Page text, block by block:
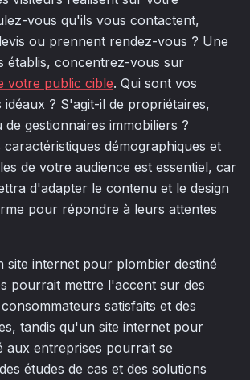
vous qu'ils vous contactent,
ou prennent rendez-vous ? Une
établis, concentrez-vous sur
votre public cible. Qui sont vos
? S'agit-il de propriétaires,
gestionnaires immobiliers ?
démographiques et
de votre audience est essentiel, car
d'adapter le contenu et le design
pour répondre à leurs attentes
site internet pour plombier destiné
pourrait mettre l'accent sur des
satisfaits et des
tandis qu'un site internet pour
aux entreprises pourrait se
études de cas et des solutions